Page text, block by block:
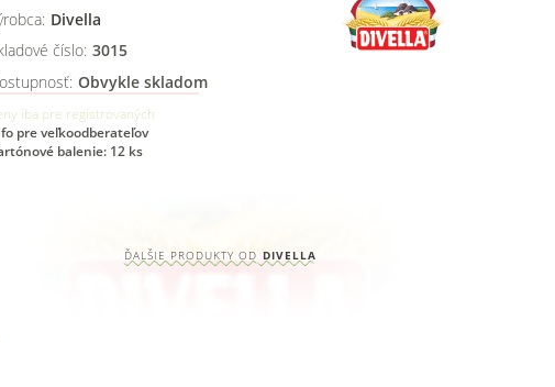
Divella
číslo: 3015
Obvykle skladom
iba pre registrovaných
pre veľkoodberateľov
balenie: 12 ks
ĎALŠIE PRODUKTY OD DIVELLA